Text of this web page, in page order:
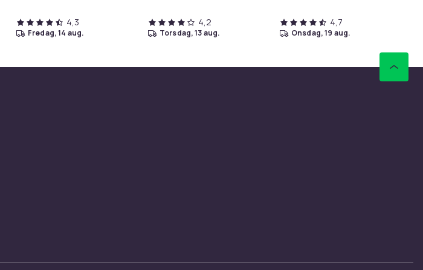
4,3
fredag, 14 aug.
4,2
torsdag, 13 aug.
4,7
onsdag, 19 aug.